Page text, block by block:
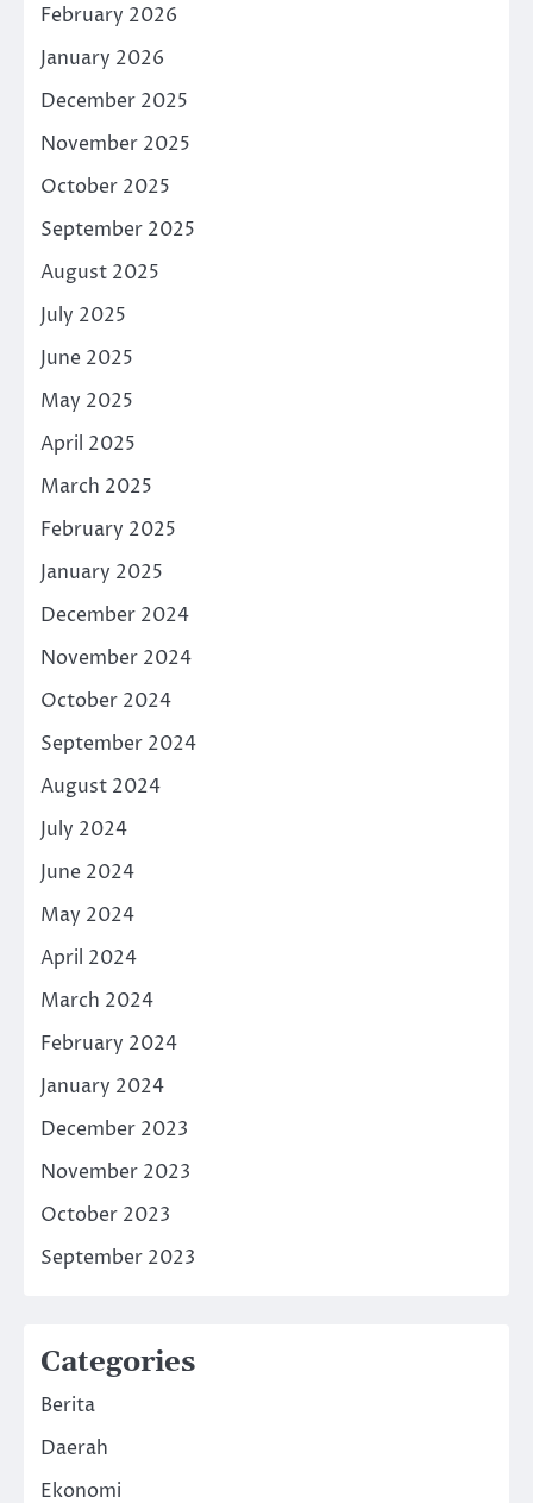
February 2026
January 2026
December 2025
November 2025
October 2025
September 2025
August 2025
July 2025
June 2025
May 2025
April 2025
March 2025
February 2025
January 2025
December 2024
November 2024
October 2024
September 2024
August 2024
July 2024
June 2024
May 2024
April 2024
March 2024
February 2024
January 2024
December 2023
November 2023
October 2023
September 2023
Categories
Berita
Daerah
Ekonomi